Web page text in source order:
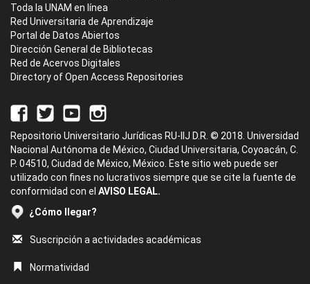
Toda la UNAM en línea
Red Universitaria de Aprendizaje
Portal de Datos Abiertos
Dirección General de Bibliotecas
Red de Acervos Digitales
Directory of Open Access Repositories
Repositorio Universitario Jurídicas RU-IIJ D.R. © 2018. Universidad
Nacional Autónoma de México, Ciudad Universitaria, Coyoacán, C.
P. 04510, Ciudad de México, México. Este sitio web puede ser
utilizado con fines no lucrativos siempre que se cite la fuente de
conformidad con el AVISO LEGAL.
¿Cómo llegar?
Suscripción a actividades académicas
Normatividad